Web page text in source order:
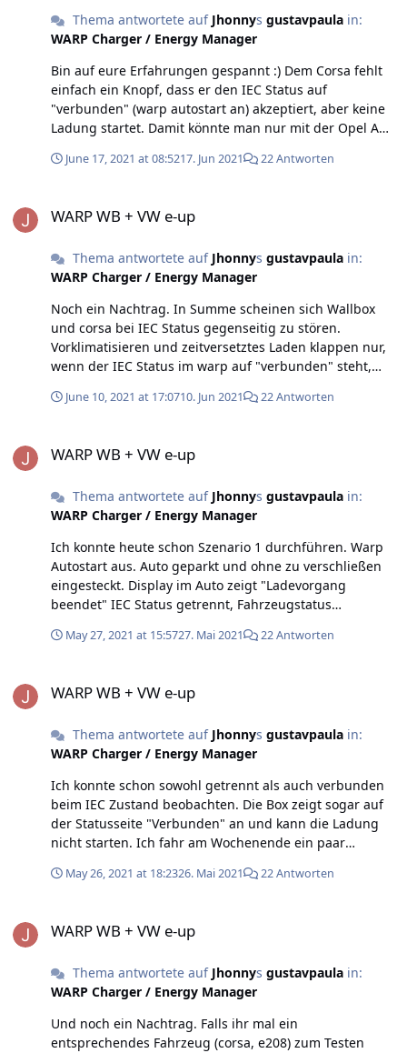
Thema antwortete auf Jhonnys gustavpaulain:
WARP Charger / Energy Manager
Bin auf eure Erfahrungen gespannt :) Dem Corsa fehlt
einfach ein Knopf, dass er den IEC Status auf
"verbunden" (warp autostart an) akzeptiert, aber keine
Ladung startet. Damit könnte man nur mit der Opel App
ihr inzwischen mit euren Corsas weitere Erfahrung
June 17, 2021 at 08:5217. Jun 2021 22 Antworten
WARP WB + VW e-up
Thema antwortete auf Jhonnys gustavpaulain:
WARP Charger / Energy Manager
Noch ein Nachtrag. In Summe scheinen sich Wallbox
und corsa bei IEC Status gegenseitig zu stören.
Vorklimatisieren und zeitversetztes Laden klappen nur,
wenn der IEC Status im warp auf "verbunden" steht,
indem man das Auto einschlafen lässt (siehe oben) und
Laden stellt. Stop der automatischen Ladung aus
kann das von sich aus nicht herstellen. Bei manuellem
Ladestart erkennt der corsa nicht, dass er laden könnte,
was eure Tests mit den corsas ergeben und hoffe, dass
sich eine Software Lösung finden lässt.
June 10, 2021 at 17:0710. Jun 2021 22 Antworten
WARP WB + VW e-up
Thema antwortete auf Jhonnys gustavpaulain:
WARP Charger / Energy Manager
Ich konnte heute schon Szenario 1 durchführen. Warp
Autostart aus. Auto geparkt und ohne zu verschließen
eingesteckt. Display im Auto zeigt "Ladevorgang
beendet" IEC Status getrennt, Fahrzeugstatus
Go Reichweite gebracht. Led am Ladeport nach 2
passiert nichts. Auf Auto Schlüssel "zu" gedrückt, warp
danach Status IEC getrennt, Fahrzeug verbunden. So
lange die led am Ladeport weiß leuchtet, ist der Start
Verhalten siehe oben: Warp Start drücken, IEC status
wechselt zu verbunden, sonst passiert nichts bis das
Auto per Schlüssel geweckt wird (Näherung, Schließen,
Öffnen oder Kofferraum entriegeln). Bis man die
Ladung durch Aufwecken des Fahrzeuges startet, bleibt
des Kabels aktiviert das Auto und man kann die ladung
die LED wieder aus ist, geht es wie Szenario 1 weiter.
May 27, 2021 at 15:5727. Mai 2021 22 Antworten
WARP WB + VW e-up
Thema antwortete auf Jhonnys gustavpaulain:
WARP Charger / Energy Manager
Ich konnte schon sowohl getrennt als auch verbunden
beim IEC Zustand beobachten. Die Box zeigt sogar auf
der Statusseite "Verbunden" an und kann die Ladung
nicht starten. Ich fahr am Wochenende ein paar
dann hier. Mir stehen in Summe 3 WARP Pro zum Testen
May 26, 2021 at 18:2326. Mai 2021 22 Antworten
WARP WB + VW e-up
Thema antwortete auf Jhonnys gustavpaulain:
WARP Charger / Energy Manager
Und noch ein Nachtrag. Falls ihr mal ein
entsprechendes Fahrzeug (corsa, e208) zum Testen